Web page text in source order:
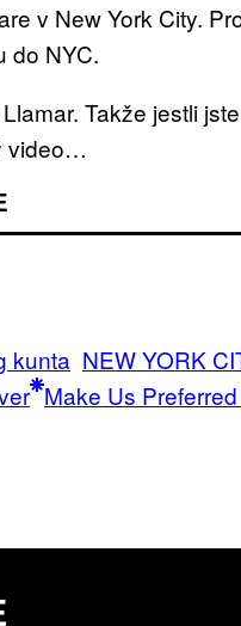
v New York City.
do NYC.
Takže jestli
video…
kunta NEW YORK
Make Us